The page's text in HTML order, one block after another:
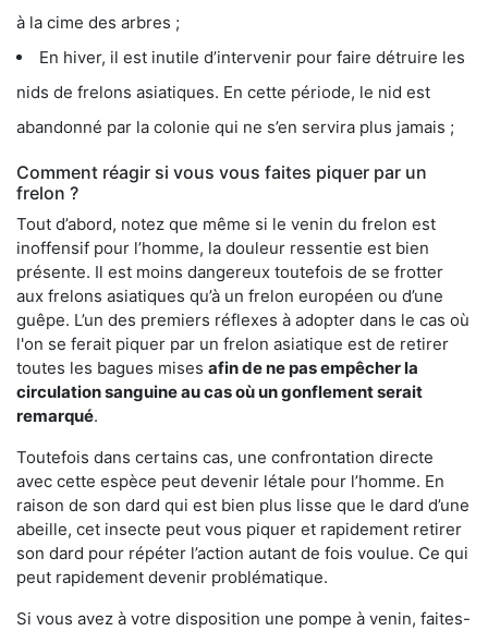
à la cime des arbres ;
En hiver, il est inutile d’intervenir pour faire détruire les
nids de frelons asiatiques. En cette période, le nid est
abandonné par la colonie qui ne s’en servira plus jamais ;
Comment réagir si vous vous faites piquer par un
frelon ?
Tout d’abord, notez que même si le venin du frelon est
inoffensif pour l’homme, la douleur ressentie est bien
présente. Il est moins dangereux toutefois de se frotter
aux frelons asiatiques qu’à un frelon européen ou d’une
guêpe. L’un des premiers réflexes à adopter dans le cas où
l'on se ferait piquer par un frelon asiatique est de retirer
toutes les bagues mises afin de ne pas empêcher la
circulation sanguine au cas où un gonflement serait
remarqué.
Toutefois dans certains cas, une confrontation directe
avec cette espèce peut devenir létale pour l’homme. En
raison de son dard qui est bien plus lisse que le dard d’une
abeille, cet insecte peut vous piquer et rapidement retirer
son dard pour répéter l’action autant de fois voulue. Ce qui
peut rapidement devenir problématique.
Si vous avez à votre disposition une pompe à venin, faites-